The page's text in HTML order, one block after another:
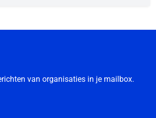
van organisaties in je mailbox.